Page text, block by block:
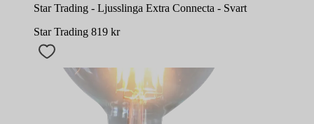
Star Trading - Ljusslinga Extra Connecta - Svart
Star Trading 819 kr